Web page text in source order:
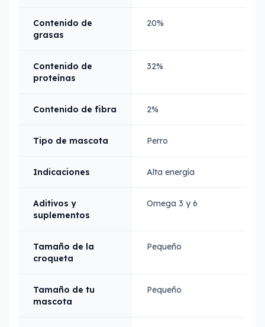
Contenido de
grasas
20%
Contenido de
proteínas
32%
Contenido de fibra 2%
Tipo de mascota Perro
Indicaciones Alta energía
Aditivos y
suplementos
Omega 3 y 6
Tamaño de la
croqueta
Pequeño
Tamaño de tu
mascota
Pequeño